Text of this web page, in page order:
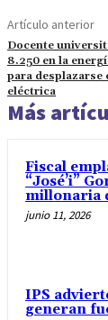
Artículo anterior
Docente
8.250 en la
para desplazarse
eléctrica
Más
Fiscal
“José’i”
millonaria
junio 11, 2026
IPS
generan